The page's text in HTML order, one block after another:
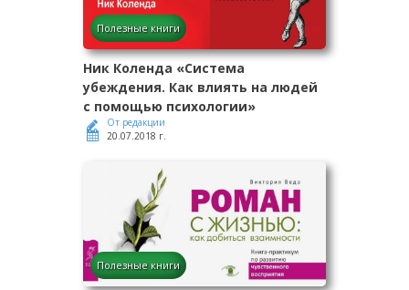
Полезные книги
Ник Коленда «Система
убеждения. Как влиять на людей
с помощью психологии»
От редакции
20.07.2018 г.
Полезные книги